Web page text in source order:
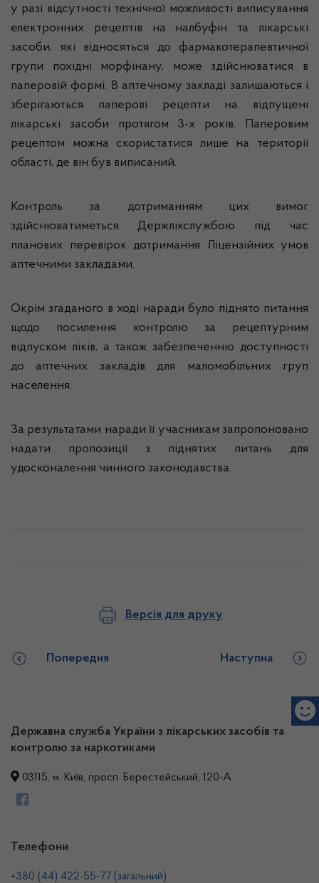
у разі відсутності технічної можливості виписування
електронних рецептів на налбуфін та лікарські
засоби, які відносяться до фармакотерапевтичної
групи похідні морфінану, може здійснюватися в
паперовій формі. В аптечному закладі залишаються і
зберігаються паперові рецепти на відпущені
лікарські засоби протягом 3-х років. Паперовим
рецептом можна скористатися лише на території
області, де він був виписаний.
Контроль за дотриманням цих вимог
здійснюватиметься Держлікслужбою під час
планових перевірок дотримання Ліцензійних умов
аптечними закладами.
Окрім згаданого в ході наради було піднято питання
щодо посилення контролю за рецептурним
відпуском ліків, а також забезпеченню доступності
до аптечних закладів для маломобільних груп
населення.
За результатами наради її учасникам запропоновано
надати пропозиції з піднятих питань для
удосконалення чинного законодавства.
Версія для друку
Попередня Наступна
Державна служба України з лікарських засобів та
контролю за наркотиками
03115, м. Київ, просп. Берестейський, 120-А
Телефони
+380 (44) 422-55-77 (загальний)